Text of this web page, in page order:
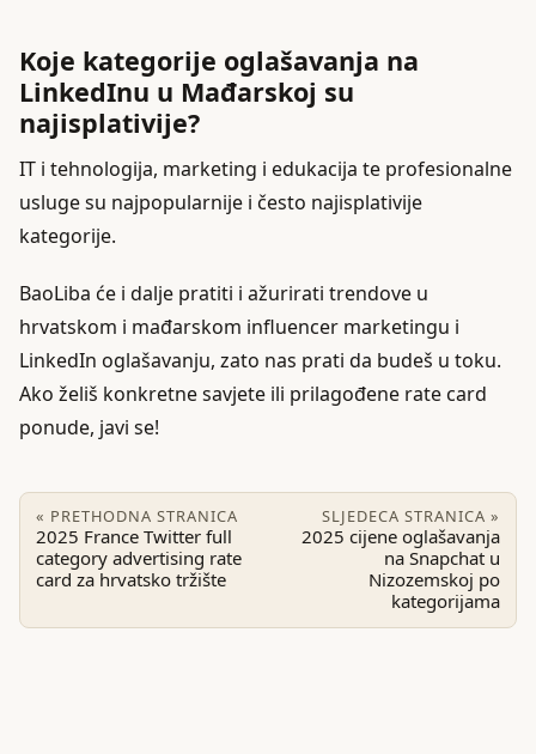
Koje kategorije oglašavanja na
LinkedInu u Mađarskoj su
najisplativije?
IT i tehnologija, marketing i edukacija te profesionalne
usluge su najpopularnije i često najisplativije
kategorije.
BaoLiba će i dalje pratiti i ažurirati trendove u
hrvatskom i mađarskom influencer marketingu i
LinkedIn oglašavanju, zato nas prati da budeš u toku.
Ako želiš konkretne savjete ili prilagođene rate card
ponude, javi se!
« PRETHODNA STRANICA
2025 France Twitter full
category advertising rate
card za hrvatsko tržište
SLJEDECA STRANICA »
2025 cijene oglašavanja
na Snapchat u
Nizozemskoj po
kategorijama